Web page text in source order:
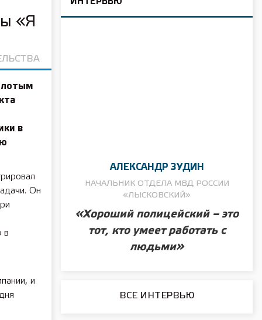
«Я
в
Он
в
и
ИНТЕРВЬЮ
АЛЕКСАНДР ЗУДИН
НАЧАЛЬНИК ОТДЕЛА МВД РОССИИ
«ЛЫСКОВСКИЙ»
«Хороший полицейский – это
тот, кто умеет работать с
людьми»
ВСЕ ИНТЕРВЬЮ